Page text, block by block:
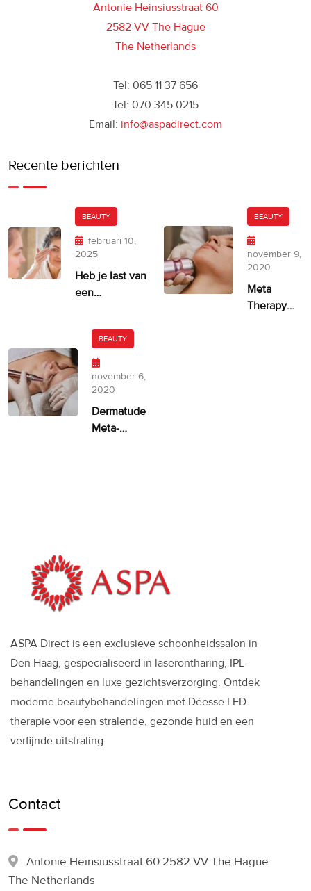
Antonie Heinsiusstraat 60
2582 VV The Hague
The Netherlands
Tel: 065 11 37 656
Tel: 070 345 0215
Email: info@aspadirect.com
Recente berichten
BEAUTY
februari 10,
2025
Heb je last van
een
BEAUTY
november 9,
2020
Meta
Therapy
BEAUTY
november 6,
2020
Dermatude
Meta-
ASPA Direct is een exclusieve schoonheidssalon in
Den Haag, gespecialiseerd in laserontharing, IPL-
behandelingen en luxe gezichtsverzorging. Ontdek
moderne beautybehandelingen met Déesse LED-
therapie voor een stralende, gezonde huid en een
verfijnde uitstraling.
Contact
Antonie Heinsiusstraat 60 2582 VV The Hague
The Netherlands